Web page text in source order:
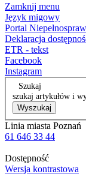
Zamknij menu
Język migowy
Portal
Deklaracja
ETR - tekst
Facebook
Instagram
Szukaj
szukaj artykułów i
Wyszukaj
Linia miasta Poznań
61 646 33 44
Dostępność
Wersja kontrastowa